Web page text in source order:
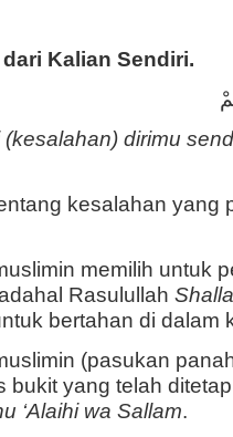
dari Kalian Sendiri.
(kesalahan) dirimu
kesalahan yang
memilih untuk
Rasulullah S
bertahan di dalam
(pasukan
bukit yang telah
‘Alaihi wa Sallam.